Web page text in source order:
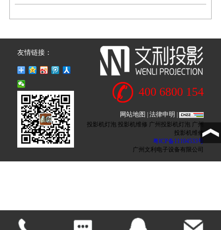
友情链接：
400 6800 154
网站地图 法律申明
投影机灯泡 投影机维修 广州投影机灯泡 广州
投影机维修
粤ICP备11104533号
广州文利电子设备有限公司